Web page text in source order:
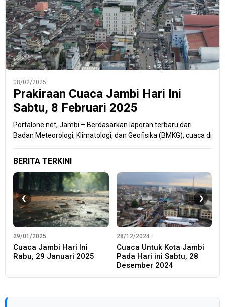
08/02/2025
Prakiraan Cuaca Jambi Hari Ini
Sabtu, 8 Februari 2025
Portalone.net, Jambi – Berdasarkan laporan terbaru dari
Badan Meteorologi, Klimatologi, dan Geofisika (BMKG), cuaca di
BERITA TERKINI
29/01/2025
Cuaca Jambi Hari Ini
Rabu, 29 Januari 2025
28/12/2024
Cuaca Untuk Kota Jambi
Pada Hari ini Sabtu, 28
Desember 2024